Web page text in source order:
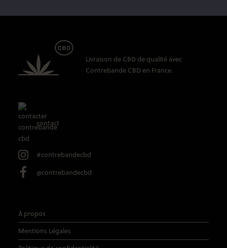
Livraison de CBDde qualité avec
Contrebande CBDen France.
contact
#contrebandecbd
@contrebandecbd
À propos
Mentions Légales